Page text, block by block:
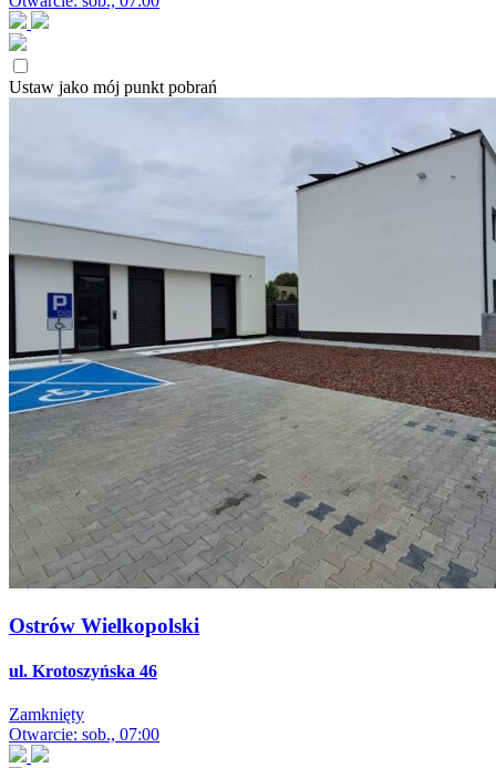
Ustaw jako mój punkt pobrań
Ostrów Wielkopolski
ul. Krotoszyńska 46
Zamknięty
Otwarcie: sob., 07:00